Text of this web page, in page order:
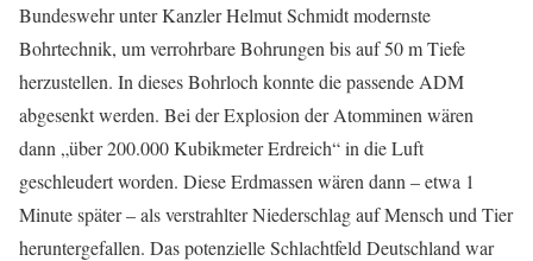
Bundeswehr unter Kanzler Helmut Schmidt modernste
Bohrtechnik, um verrohrbare Bohrungen bis auf 50 m Tiefe
herzustellen. In dieses Bohrloch konnte die passende ADM
abgesenkt werden. Bei der Explosion der Atomminen wären
dann „über 200.000 Kubikmeter Erdreich“ in die Luft
geschleudert worden. Diese Erdmassen wären dann – etwa 1
Minute später – als verstrahlter Niederschlag auf Mensch und Tier
heruntergefallen. Das potenzielle Schlachtfeld Deutschland war